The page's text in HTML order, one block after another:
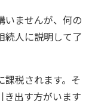
いませんが、何の
続人に説明して了
課税されます。そ
き出す方がいます